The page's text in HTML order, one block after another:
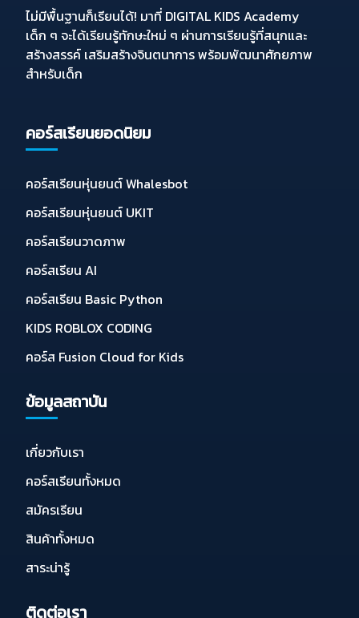
ไม่มีพื้นฐานก็เรียนได้! มาที่ DIGITAL KIDS Academy
เด็ก ๆ จะได้เรียนรู้ทักษะใหม่ ๆ ผ่านการเรียนรู้ที่สนุกและ
สร้างสรรค์ เสริมสร้างจินตนาการ พร้อมพัฒนาศักยภาพ
สำหรับเด็ก
คอร์สเรียนยอดนิยม
คอร์สเรียนหุ่นยนต์ Whalesbot
คอร์สเรียนหุ่นยนต์ UKIT
คอร์สเรียนวาดภาพ
คอร์สเรียน AI
คอร์สเรียน Basic Python
KIDS ROBLOX CODING
คอร์ส Fusion Cloud for Kids
ข้อมูลสถาบัน
เกี่ยวกับเรา
คอร์สเรียนทั้งหมด
สมัครเรียน
สินค้าทั้งหมด
สาระน่ารู้
ติดต่อเรา